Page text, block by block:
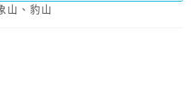
山 、 豹山